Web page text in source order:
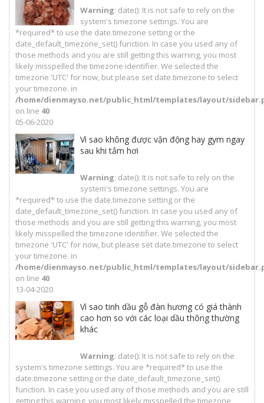
Warning: date(): It is not safe to rely on the
system's timezone settings. You are
*required* to use the date.timezone setting or the
date_default_timezone_set() function. In case you used any of
those methods and you are still getting this warning, you most
likely misspelled the timezone identifier. We selected the
timezone 'UTC' for now, but please set date.timezone to select
your timezone. in
/home/dienmayso.net/public_html/templates/layout/
on line 40
05-06-2020
Vì sao không được vận động hay gym ngay
sau khi tắm hơi
Warning: date(): It is not safe to rely on the
system's timezone settings. You are
*required* to use the date.timezone setting or the
date_default_timezone_set() function. In case you used any of
those methods and you are still getting this warning, you most
likely misspelled the timezone identifier. We selected the
timezone 'UTC' for now, but please set date.timezone to select
your timezone. in
/home/dienmayso.net/public_html/templates/layout/
on line 40
13-04-2020
Vì sao tinh dầu gỗ đàn hương có giá thành
cao hơn so với các loại dầu thông thường
khác
Warning: date(): It is not safe to rely on the
system's timezone settings. You are *required* to use the
date.timezone setting or the date_default_timezone_set()
function. In case you used any of those methods and you are still
getting this warning, you most likely misspelled the timezone